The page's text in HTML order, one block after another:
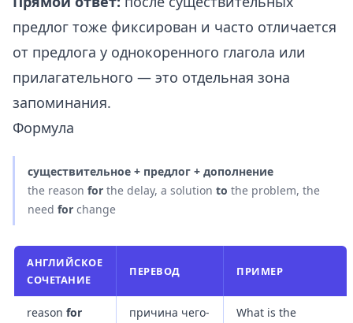
предлог тоже фиксирован и часто отличается
от предлога у однокоренного глагола или
прилагательного — это отдельная зона
запоминания.
Формула
существительное + предлог + дополнение
the reason for the delay, a solution to the problem, the
need for change
АНГЛИЙСКОЕ
СОЧЕТАНИЕ
ПЕРЕВОД ПРИМЕР
reason for
причина чего-
What is the